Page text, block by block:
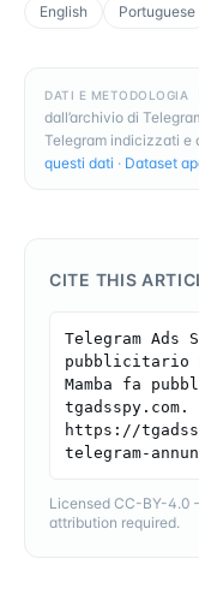
English
Portuguese
DATI E METODOLOGIA
dall’archivio di
Telegram indicizzati e
questi dati · Dataset
CITE THIS
Telegram Ads
pubblicitario
Mamba fa
https://
telegram-
Licensed CC-BY-4.0
attribution required.